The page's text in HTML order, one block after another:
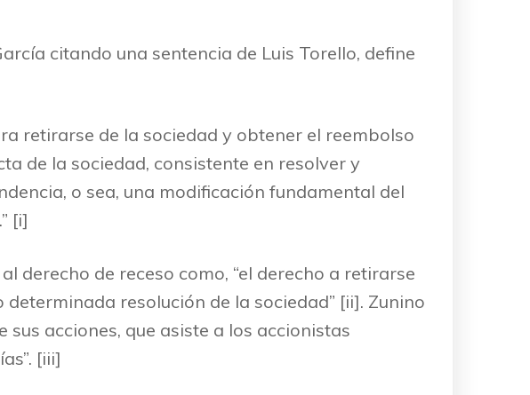
citando una sentencia de Luis Torello, define
retirarse de la sociedad y obtener el reembolso
de la sociedad, consistente en resolver y
o sea, una modificación fundamental del
[i]
derecho de receso como, “el derecho a retirarse
resolución de la sociedad” [ii]. Zunino
acciones, que asiste a los accionistas
[iii]